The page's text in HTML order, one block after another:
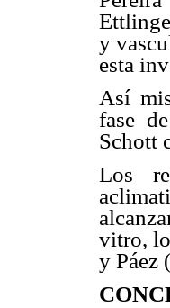
y
esta
Así
fase
Schott
Los
vitro,
y Páez